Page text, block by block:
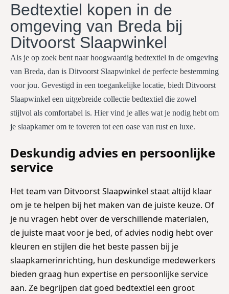
Bedtextiel kopen in de
omgeving van Breda bij
Ditvoorst Slaapwinkel
Als je op zoek bent naar hoogwaardig bedtextiel in de omgeving
van Breda, dan is Ditvoorst Slaapwinkel de perfecte bestemming
voor jou. Gevestigd in een toegankelijke locatie, biedt Ditvoorst
Slaapwinkel een uitgebreide collectie bedtextiel die zowel
stijlvol als comfortabel is. Hier vind je alles wat je nodig hebt om
je slaapkamer om te toveren tot een oase van rust en luxe.
Deskundig advies en persoonlijke
service
Het team van Ditvoorst Slaapwinkel staat altijd klaar
om je te helpen bij het maken van de juiste keuze. Of
je nu vragen hebt over de verschillende materialen,
de juiste maat voor je bed, of advies nodig hebt over
kleuren en stijlen die het beste passen bij je
slaapkamerinrichting, hun deskundige medewerkers
bieden graag hun expertise en persoonlijke service
aan. Ze begrijpen dat goed bedtextiel een groot